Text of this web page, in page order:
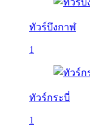
ทัวร์บึงกาฬ
1
ทัวร์กระบี่
1